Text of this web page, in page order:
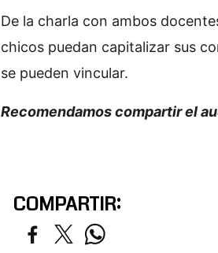
De la charla con ambos
chicos puedan capitalizar sus
se pueden vincular.
Recomendamos compartir el
COMPARTIR: